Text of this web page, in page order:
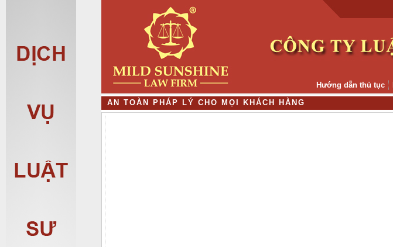
Hướng dẫn thủ tục
A N TOÀ N P H Á P LÝ C H O M Ọ K H ÁC H H À N G